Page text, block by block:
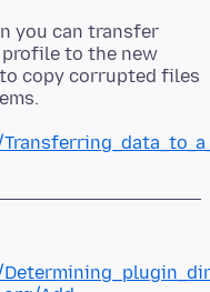
you can transfer
to the new
copy corrupted files